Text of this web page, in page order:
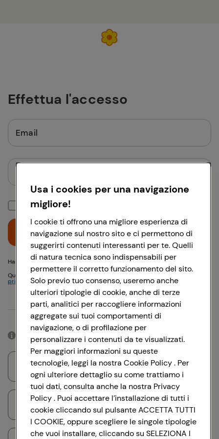
Effettua l'accesso
Email
Mantieni la sessione attiva
Hai problemi di accesso? {{recover-pwd}} o {{recover-email}}
Questo sito è protetto da reCAPTCHA e si applicano
privacy eTermini di servizioGoogle
Accedi
Oppure
Accedendo con il tuo account social, rimarrai connesso per 12 ore.
Accedi con Google
Usa i cookies per una navigazione
migliore!
I cookie ti offrono una migliore esperienza di
navigazione sul nostro sito e ci permettono di
suggerirti contenuti interessanti per te. Quelli
di natura tecnica sono indispensabili per
permettere il corretto funzionamento del sito.
Solo previo tuo consenso, useremo anche
ulteriori tipologie di cookie, anche di terze
parti, analitici per raccogliere informazioni
aggregate sui tuoi comportamenti di
navigazione, o di profilazione per
personalizzare i contenuti da te visualizzati.
Per maggiori informazioni su queste
tecnologie, leggi la nostra Cookie Policy . Per
ogni ulteriore dettaglio su come trattiamo i
tuoi dati, consulta anche la nostra Privacy
Policy . Puoi accettare l’installazione di tutti i
cookie cliccando sul pulsante ACCETTA TUTTI
I COOKIE, oppure scegliere le singole tipologie
che vuoi installare, cliccando su SELEZIONA I